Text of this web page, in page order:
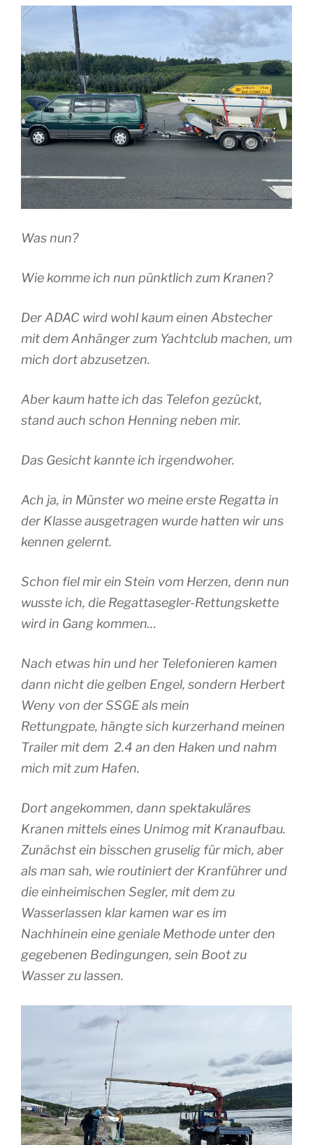
Was nun?
Wie komme ich nun pünktlich zum Kranen?
Der ADAC wird wohl kaum einen Abstecher
mit dem Anhänger zum Yachtclub machen, um
mich dort abzusetzen.
Aber kaum hatte ich das Telefon gezückt,
stand auch schon Henning neben mir.
Das Gesicht kannte ich irgendwoher.
Ach ja, in Münster wo meine erste Regatta in
der Klasse ausgetragen wurde hatten wir uns
kennen gelernt.
Schon fiel mir ein Stein vom Herzen, denn nun
wusste ich, die Regattasegler-Rettungskette
wird in Gang kommen…
Nach etwas hin und her Telefonieren kamen
dann nicht die gelben Engel, sondern Herbert
Weny von der SSGE als mein
Rettungpate, hängte sich kurzerhand meinen
Trailer mit dem 2.4 an den Haken und nahm
mich mit zum Hafen.
Dort angekommen, dann spektakuläres
Kranen mittels eines Unimog mit Kranaufbau.
Zunächst ein bisschen gruselig für mich, aber
als man sah, wie routiniert der Kranführer und
die einheimischen Segler, mit dem zu
Wasserlassen klar kamen war es im
Nachhinein eine geniale Methode unter den
gegebenen Bedingungen, sein Boot zu
Wasser zu lassen.